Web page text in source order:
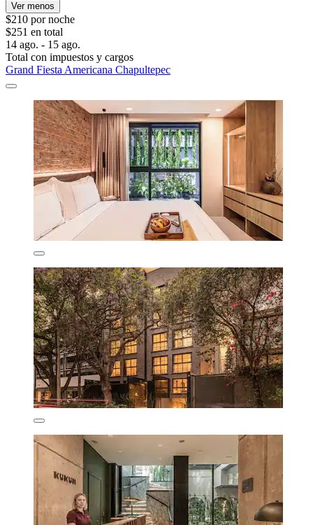
Ver menos
$210 por noche
$251 en total
14 ago. - 15 ago.
Total con impuestos y cargos
Grand Fiesta Americana Chapultepec